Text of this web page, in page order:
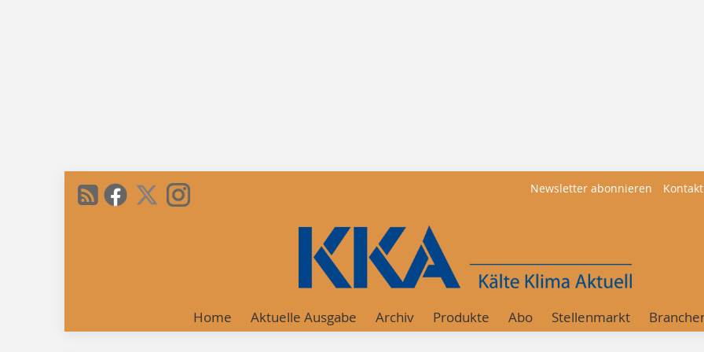
Newsletter abonnieren
Home Aktuelle Ausgabe Archiv Produkte Abo Stellenmarkt